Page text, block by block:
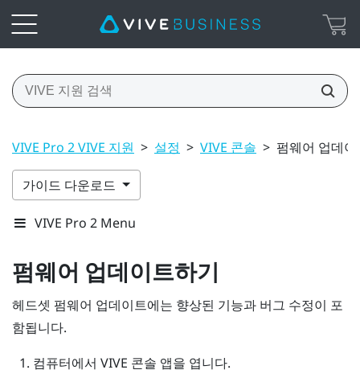
VIVE Pro 2 VIVE 지원 > 설정 > VIVE 콘솔 > 펌웨어 업데
가이드 다운로드
VIVE Pro 2 Menu
펌웨어 업데이트하기
헤드셋 펌웨어 업데이트에는 향상된 기능과 버그 수정이 포
함됩니다.
컴퓨터에서 VIVE 콘솔 앱을 엽니다.